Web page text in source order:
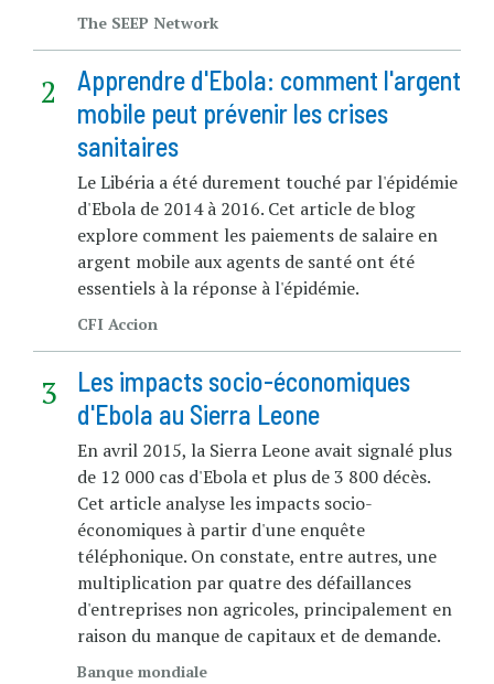
The SEEP Network
Apprendre d'Ebola: comment l'argent
mobile peut prévenir les crises
sanitaires
Le Libéria a été durement touché par l'épidémie
d'Ebola de 2014 à 2016. Cet article de blog
explore comment les paiements de salaire en
argent mobile aux agents de santé ont été
essentiels à la réponse à l'épidémie.
CFI Accion
Les impacts socio-économiques
d'Ebola au Sierra Leone
En avril 2015, la Sierra Leone avait signalé plus
de 12 000 cas d'Ebola et plus de 3 800 décès.
Cet article analyse les impacts socio-
économiques à partir d'une enquête
téléphonique. On constate, entre autres, une
multiplication par quatre des défaillances
d'entreprises non agricoles, principalement en
raison du manque de capitaux et de demande.
Banque mondiale